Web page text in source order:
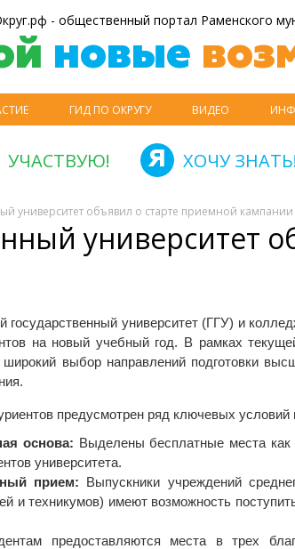
- общественный портал Раменского
новые
ГИД ПО ОКРУГУ ВИДЕО
УЧАСТВУЮ! ХОЧУ
университет объявил о старте приемной кампании
университет
государственный университет (ГГУ) и
на новый учебный год. В рамках
широкий выбор направлений подготовки
предусмотрен ряд ключевых условий
основа: Выделены бесплатные места
университета.
прием: Выпускники учреждений
и техникумов) имеют возможность
предоставляются места в трех